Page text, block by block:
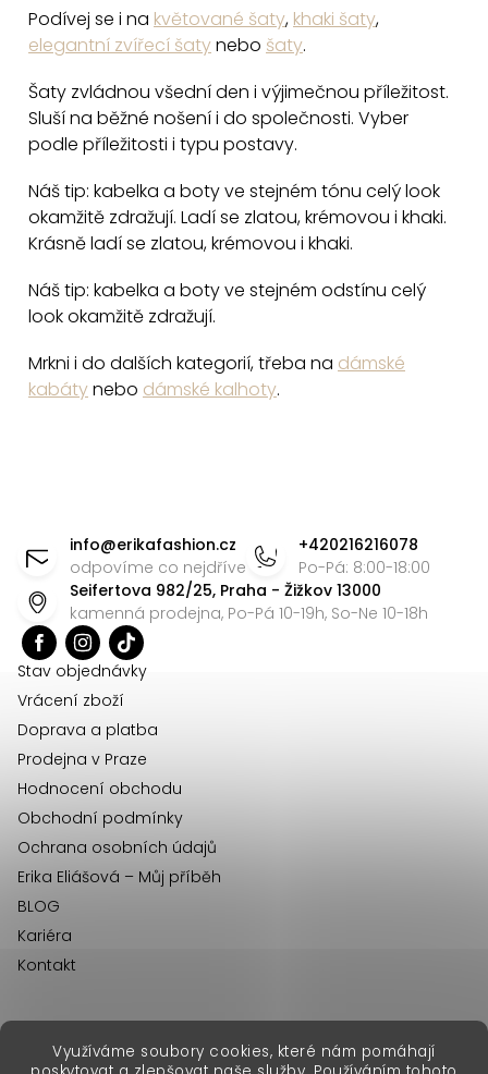
Využíváme soubory cookies, které nám pomáhají
r
v
k
y
v
p
i
s
u
Podívej se i na květované šaty, khaki šaty,
elegantní zvířecí šatynebo šaty.
Šaty zvládnou všední den i výjimečnou příležitost.
Sluší na běžné nošení i do společnosti. Vyber
podle příležitosti i typu postavy.
Náš tip: kabelka a boty ve stejném tónu celý look
okamžitě zdražují. Ladí se zlatou, krémovou i khaki.
Krásně ladí se zlatou, krémovou i khaki.
Náš tip: kabelka a boty ve stejném odstínu celý
look okamžitě zdražují.
Mrkni i do dalších kategorií, třeba na dámské
kabátynebo dámské kalhoty.
info@erikafashion.cz
odpovíme co nejdříve
+420216216078
Po-Pá: 8:00-18:00
Seifertova 982/25, Praha - Žižkov 13000
kamenná prodejna, Po-Pá 10-19h, So-Ne 10-18h
Stav objednávky
Vrácení zboží
Doprava a platba
Prodejna v Praze
Hodnocení obchodu
Obchodní podmínky
Ochrana osobních údajů
Erika Eliášová – Můj příběh
BLOG
Kariéra
Kontakt
erikafashion.sk